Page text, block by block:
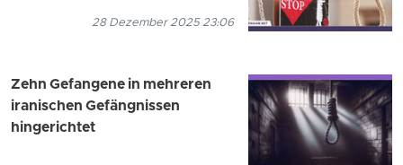
28 Dezember 2025 23:06
Zehn Gefangene in mehreren
iranischen Gefängnissen
hingerichtet